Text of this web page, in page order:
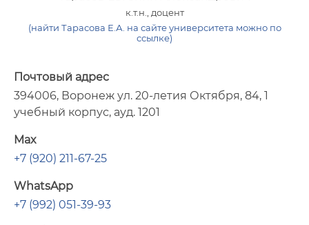
к.т.н., доцент
(найти Тарасова Е.А. на сайте университета можно по
ссылке)
Почтовый адрес
394006, Воронеж ул. 20-летия Октября, 84, 1
учебный корпус, ауд. 1201
Max
+7 (920) 211-67-25
WhatsApp
+7 (992) 051-39-93